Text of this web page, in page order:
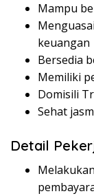
Mampu
keuangan
Bersedia
Memiliki
Domisili
Sehat
Detail